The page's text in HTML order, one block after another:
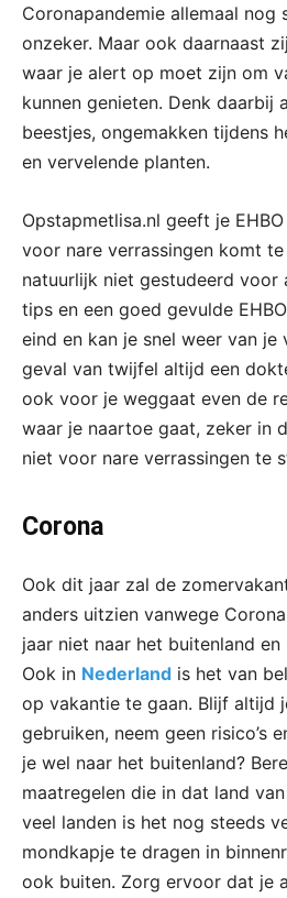
Coronapandemie allemaal nog
onzeker. Maar ook daarnaast
waar je alert op moet zijn om
kunnen genieten. Denk daarbij
beestjes, ongemakken tijdens
en vervelende planten.
Opstapmetlisa.nl geeft je
voor nare verrassingen komt
natuurlijk niet gestudeerd voor
tips en een goed gevulde
eind en kan je snel weer van je
geval van twijfel altijd een
ook voor je weggaat even de
waar je naartoe gaat, zeker in
niet voor nare verrassingen te
Corona
Ook dit jaar zal de
anders uitzien vanwege
jaar niet naar het buitenland
Ook in Nederland is het van
op vakantie te gaan. Blijf altijd
gebruiken, neem geen risico’s
je wel naar het buitenland?
maatregelen die in dat land
veel landen is het nog steeds
mondkapje te dragen in
ook buiten. Zorg ervoor dat je